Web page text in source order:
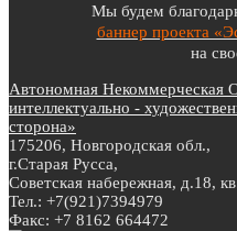
Мы будем
баннер проекта
на
Автономная Некоммерческая
интеллектуально -
сторона»
175206, Новгородская обл.,
г.Старая Русса,
Советская набережная, д.18,
Тел.: +7(921)7394979
Факс: +7 8162 664472